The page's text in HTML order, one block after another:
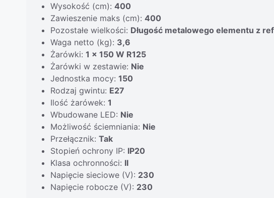
Wysokość (cm): 400
Zawieszenie maks (cm): 400
Pozostałe wielkości: Długość metalowego elementu z
Waga netto (kg): 3,6
Żarówki: 1 x 150 W R125
Żarówki w zestawie: Nie
Jednostka mocy: 150
Rodzaj gwintu: E27
Ilość żarówek: 1
Wbudowane LED: Nie
Możliwość ściemniania: Nie
Przełącznik: Tak
Stopień ochrony IP: IP20
Klasa ochronności: II
Napięcie sieciowe (V): 230
Napięcie robocze (V): 230